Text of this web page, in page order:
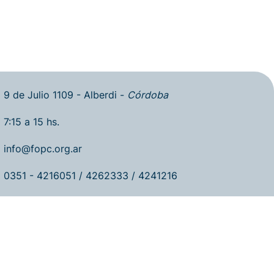
9 de Julio 1109 - Alberdi - Córdoba
7:15 a 15 hs.
info@fopc.org.ar
0351 - 4216051 / 4262333 / 4241216